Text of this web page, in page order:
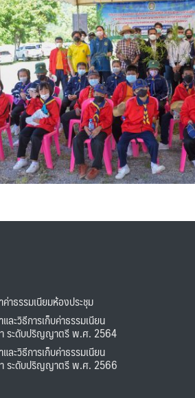
ธรรมเนียมห้องประชุม
ะวิธีการเก็บค่าธรรมเนียน
ระดับปริญญาตรี พ.ศ. 2564
ะวิธีการเก็บค่าธรรมเนียน
ระดับปริญญาตรี พ.ศ. 2566